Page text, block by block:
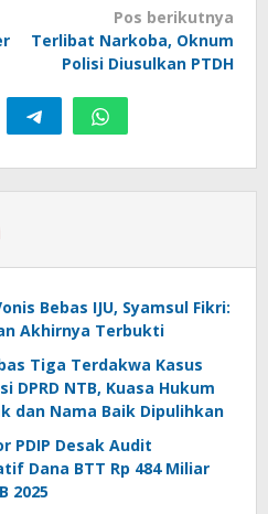
Pos berikutnya
Terlibat Narkoba, Oknum
Polisi Diusulkan PTDH
Bebas IJU, Syamsul Fikri:
Akhirnya Terbukti
Tiga Terdakwa Kasus
DPRD NTB, Kuasa Hukum
dan Nama Baik Dipulihkan
PDIP Desak Audit
Dana BTT Rp 484 Miliar
2025